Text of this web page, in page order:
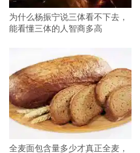
为什么杨振宁说三体看不下去，
能看懂三体的人智商多高
全麦面包含量多少才真正全麦，